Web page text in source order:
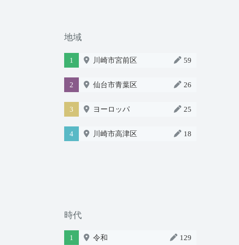
地域
1 川崎市宮前区 59
2 仙台市青葉区 26
3 ヨーロッパ 25
4 川崎市高津区 18
時代
1 令和 129